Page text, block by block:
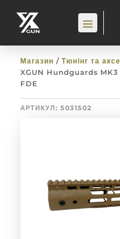
Магазин / Тюнінг та
XGUN Hundguards MK3
FDE
АРТИКУЛ: 5031502